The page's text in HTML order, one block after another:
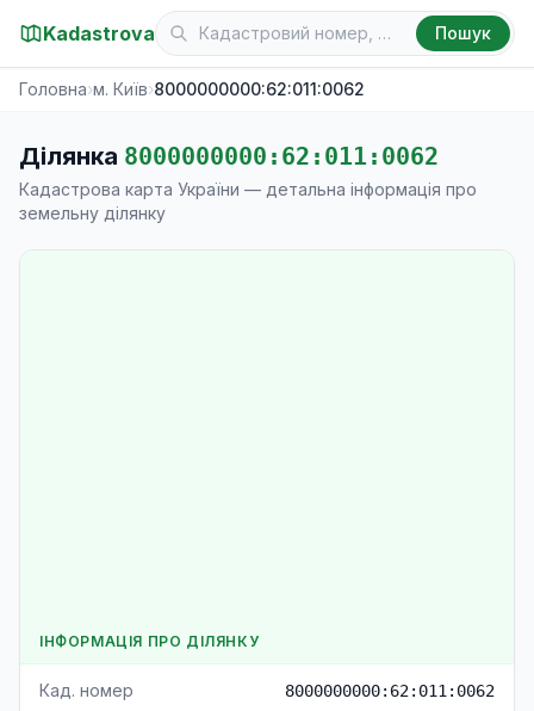
Kadastrova Пошук
Головна›м. Київ›8000000000:62:011:0062
Ділянка 8000000000:62:011:0062
Кадастрова карта України — детальна інформація про
земельну ділянку
ІНФОРМАЦІЯ ПРО ДІЛЯНКУ
Кад. номер 8000000000:62:011:0062